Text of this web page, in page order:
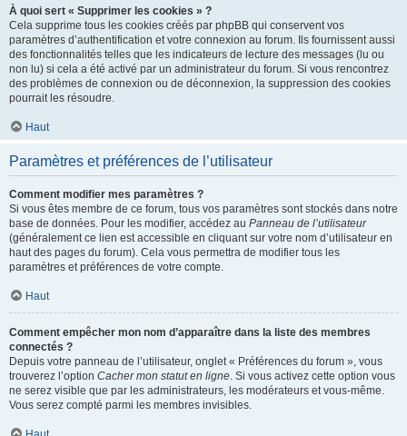
À quoi sert « Supprimer les cookies » ?
Cela supprime tous les cookies créés par phpBB qui conservent vos
paramètres d’authentification et votre connexion au forum. Ils fournissent aussi
des fonctionnalités telles que les indicateurs de lecture des messages (lu ou
non lu) si cela a été activé par un administrateur du forum. Si vous rencontrez
des problèmes de connexion ou de déconnexion, la suppression des cookies
pourrait les résoudre.
Haut
Paramètres et préférences de l’utilisateur
Comment modifier mes paramètres ?
Si vous êtes membre de ce forum, tous vos paramètres sont stockés dans notre
base de données. Pour les modifier, accédez au Panneau de l’utilisateur
(généralement ce lien est accessible en cliquant sur votre nom d’utilisateur en
haut des pages du forum). Cela vous permettra de modifier tous les
paramètres et préférences de votre compte.
Haut
Comment empêcher mon nom d’apparaître dans la liste des membres
connectés ?
Depuis votre panneau de l’utilisateur, onglet « Préférences du forum », vous
trouverez l’option Cacher mon statut en ligne. Si vous activez cette option vous
ne serez visible que par les administrateurs, les modérateurs et vous-même.
Vous serez compté parmi les membres invisibles.